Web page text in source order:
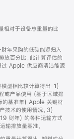
相对于设备总重量的比
年采购的低碳能源归入
放百分比。此计算评估的
Apple 供应商清洁能源
型相比较计算得出：1)
或产品使用 (基于区域排
基准年) Apple 关键材
技术的使用情况。3)
财年) 的各种运输方式
输排放量基准。